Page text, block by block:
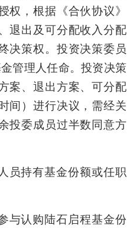
权，根据《合伙协议》
退出及可分配收入分配
决策权。投资决策委员
管理人任命。投资决策
案、退出方案、可分配
间）进行决议，需经关
投委成员过半数同意方
员持有基金份额或任职
与认购陆石启程基金份